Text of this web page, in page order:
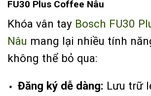
FU30 Plus Coffee Nâu
Khóa vân tay Bosch FU30
Nâu mang lại nhiều tính
không thể bỏ qua:
Đăng ký dễ dàng: Lưu trữ